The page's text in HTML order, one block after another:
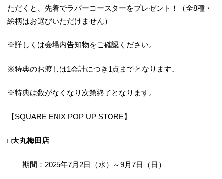
ただくと、先着でラバーコースターをプレゼント！（全8種・
絵柄はお選びいただけません）
※詳しくは会場内告知物をご確認ください。
※特典のお渡しは1会計につき1点までとなります。
※特典は数がなくなり次第終了となります。
【SQUARE ENIX POP UP STORE】
□大丸梅田店
期間：2025年7月2日（水）～9月7日（日）